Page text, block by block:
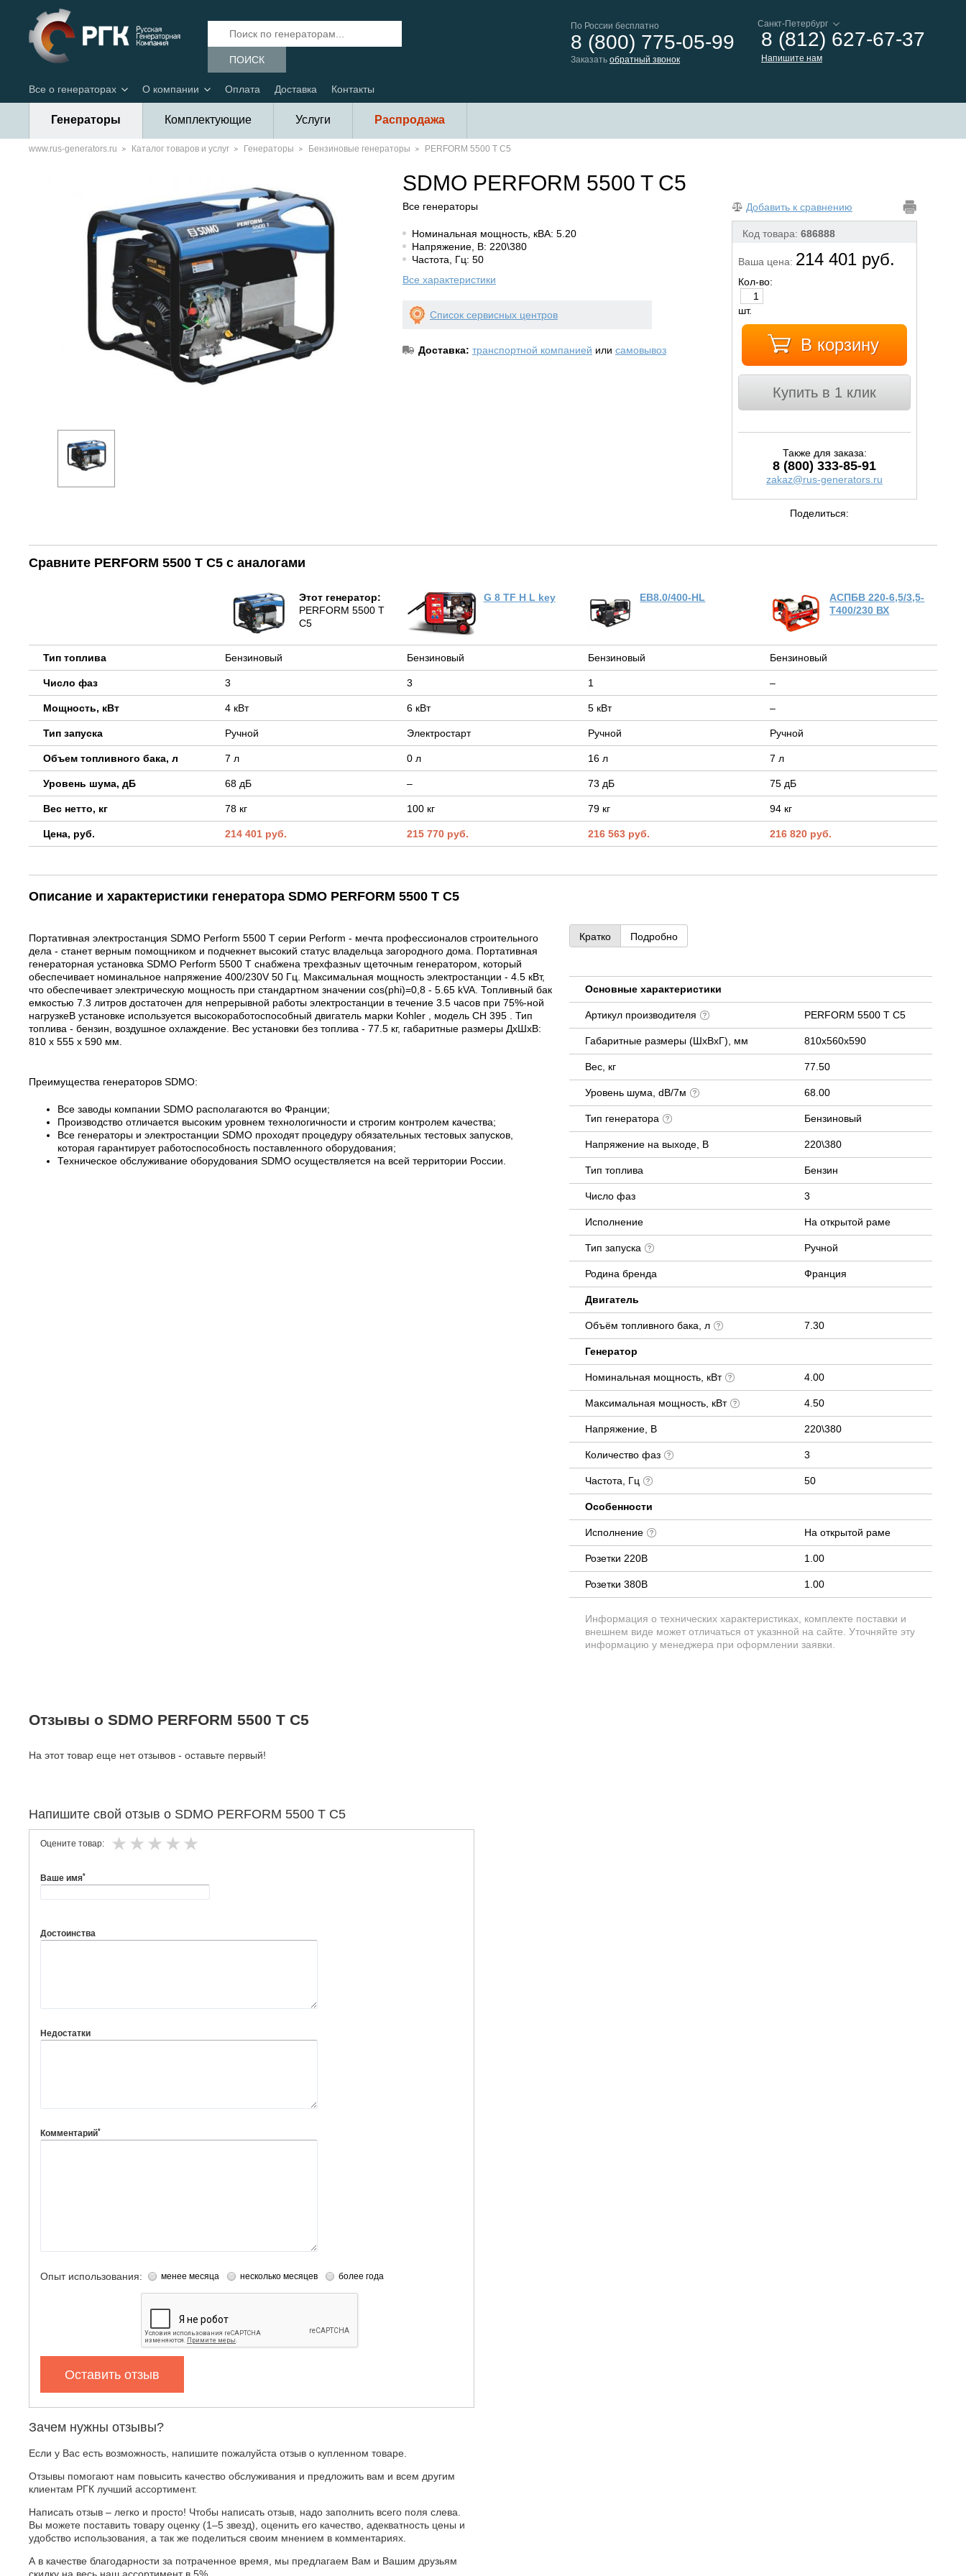
ПОИСК
По России бесплатно
8 (800) 775-05-99
Заказать обратный звонок
8 (812) 627-67-37
Напишите нам
Все о генераторах О компании Оплата Доставка Контакты
Генераторы Комплектующие Услуги Распродажа
www.rus-generators.ru Каталог товаров и услуг Генераторы Бензиновые генераторы PERFORM 5500 T C5
SDMO PERFORM 5500 T C5
Все генераторы
Номинальная мощность, кВА: 5.20
Напряжение, В: 220\380
Частота, Гц: 50
Все характеристики
Список сервисных центров
Доставка: транспортной компанией или самовывоз
Добавить к сравнению
Код товара: 686888
Ваша цена: 214 401 руб.
Кол-во:
шт.
В корзину
Купить в 1 клик
Также для заказа:
8 (800) 333-85-91
zakaz@rus-generators.ru
Поделиться:
Сравните PERFORM 5500 T C5 с аналогами
Тип топлива
Число фаз
Мощность, кВт
Тип запуска
Объем топливного бака, л
Уровень шума, дБ
Вес нетто, кг
Цена, руб.
Этот генератор:
PERFORM 5500 T
C5
Бензиновый
3
4 кВт
Ручной
7 л
68 дБ
78 кг
214 401 руб.
G 8 TF H L key
Бензиновый
3
6 кВт
Электростарт
0 л
–
100 кг
215 770 руб.
EB8.0/400-HL
Бензиновый
1
5 кВт
Ручной
16 л
73 дБ
79 кг
216 563 руб.
АСПБВ 220-6,5/3,5-
Т400/230 ВХ
Бензиновый
–
–
Ручной
7 л
75 дБ
94 кг
216 820 руб.
Описание и характеристики генератора SDMO PERFORM 5500 T C5
Портативная электростанция SDMO Perform 5500 T серии Perform - мечта профессионалов строительного
дела - станет верным помощником и подчекнет высокий статус владельца загородного дома. Портативная
генераторная установка SDMO Perform 5500 T снабжена трехфазныv щеточным генератором, который
обеспечивает номинальное напряжение 400/230V 50 Гц. Максимальная мощность электростанции - 4.5 кВт,
что обеспечивает электрическую мощность при стандартном значении cos(phi)=0,8 - 5.65 kVA. Топливный бак
емкостью 7.3 литров достаточен для непрерывной работы электростанции в течение 3.5 часов при 75%-ной
нагрузкеВ установке используется высокоработоспособный двигатель марки Kohler , модель CH 395 . Тип
топлива - бензин, воздушное охлаждение. Вес установки без топлива - 77.5 кг, габаритные размеры ДxШxВ:
810 x 555 x 590 мм.
Преимущества генераторов SDMO:
Все заводы компании SDMO располагаются во Франции;
Производство отличается высоким уровнем технологичности и строгим контролем качества;
Все генераторы и электростанции SDMO проходят процедуру обязательных тестовых запусков,
которая гарантирует работоспособность поставленного оборудования;
Техническое обслуживание оборудования SDMO осуществляется на всей территории России.
Кратко Подробно
Основные характеристики
Артикул производителя PERFORM 5500 T C5
Габаритные размеры (ШхВхГ), мм 810x560x590
Вес, кг 77.50
Уровень шума, dB/7м 68.00
Тип генератора Бензиновый
Напряжение на выходе, В 220\380
Тип топлива Бензин
Число фаз 3
Исполнение На открытой раме
Тип запуска Ручной
Родина бренда Франция
Двигатель
Объём топливного бака, л 7.30
Генератор
Номинальная мощность, кВт 4.00
Максимальная мощность, кВт 4.50
Напряжение, В 220\380
Количество фаз 3
Частота, Гц 50
Особенности
Исполнение На открытой раме
Розетки 220В 1.00
Розетки 380В 1.00
Информация о технических характеристиках, комплекте поставки и
внешнем виде может отличаться от указнной на сайте. Уточняйте эту
информацию у менеджера при оформлении заявки.
Отзывы о SDMO PERFORM 5500 T C5
На этот товар еще нет отзывов - оставьте первый!
Напишите свой отзыв о SDMO PERFORM 5500 T C5
Оцените товар:
Ваше имя*
Достоинства
Недостатки
Комментарий*
Опыт использования: менее месяца несколько месяцев более года
Оставить отзыв
Зачем нужны отзывы?
Если у Вас есть возможность, напишите пожалуйста отзыв о купленном товаре.
Отзывы помогают нам повысить качество обслуживания и предложить вам и всем другим
клиентам РГК лучший ассортимент.
Написать отзыв – легко и просто! Чтобы написать отзыв, надо заполнить всего поля слева.
Вы можете поставить товару оценку (1–5 звезд), оценить его качество, адекватность цены и
удобство использования, а так же поделиться своим мнением в комментариях.
А в качестве благодарности за потраченное время, мы предлагаем Вам и Вашим друзьям